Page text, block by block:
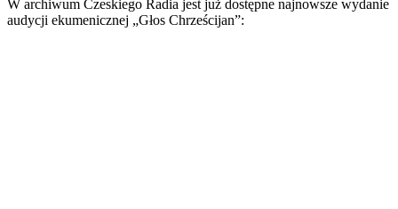
W archiwum Czeskiego Radia jest już dostępne najnowsze wydanie
audycji ekumenicznej „Głos Chrześcijan”: